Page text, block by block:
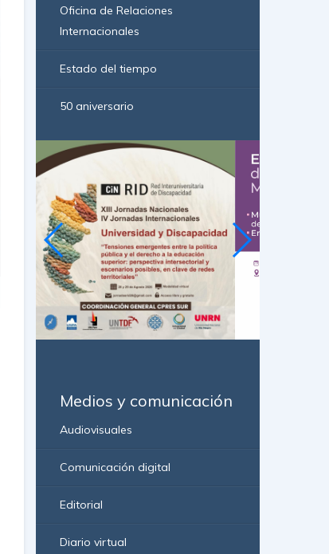
Oficina de Relaciones
Internacionales
Estado del tiempo
50 aniversario
Medios y comunicación
Audiovisuales
Comunicación digital
Editorial
Diario virtual